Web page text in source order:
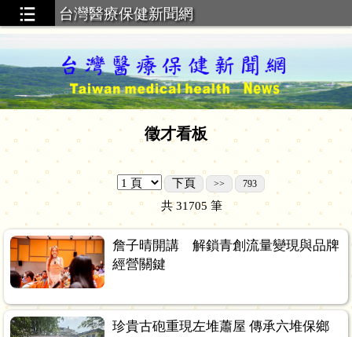
台灣醫療保健新聞網
徵才看板
下頁 >> 793
共31705 筆
詹子晴開講 解鎖青創流量變現與品牌
經營關鍵
珍貴古砲重現左堆蕭屋 傳承六堆保鄉